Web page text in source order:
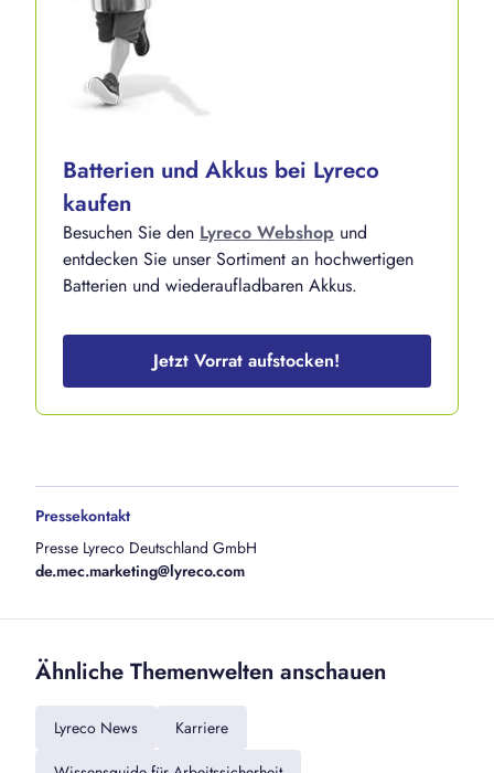
Batterien und Akkus bei Lyreco
kaufen
Besuchen Sie den Lyreco Webshop und
entdecken Sie unser Sortiment an hochwertigen
Batterien und wiederaufladbaren Akkus.
Jetzt Vorrat aufstocken!
Pressekontakt
Presse Lyreco Deutschland GmbH
de.mec.marketing@lyreco.com
Ähnliche Themenwelten anschauen
Lyreco News
Karriere